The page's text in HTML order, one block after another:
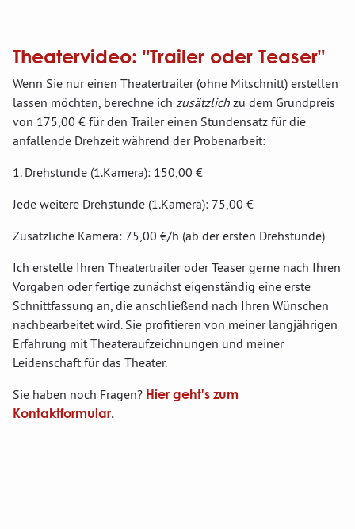
Theatervideo: "Trailer oder Teaser"
Wenn Sie nur einen Theatertrailer (ohne Mitschnitt) erstellen
lassen möchten, berechne ich zusätzlich zu dem Grundpreis
von 175,00 € für den Trailer einen Stundensatz für die
anfallende Drehzeit während der Probenarbeit:
1. Drehstunde (1.Kamera): 150,00 €
Jede weitere Drehstunde (1.Kamera): 75,00 €
Zusätzliche Kamera: 75,00 €/h (ab der ersten Drehstunde)
Ich erstelle Ihren Theatertrailer oder Teaser gerne nach Ihren
Vorgaben oder fertige zunächst eigenständig eine erste
Schnittfassung an, die anschließend nach Ihren Wünschen
nachbearbeitet wird. Sie profitieren von meiner langjährigen
Erfahrung mit Theateraufzeichnungen und meiner
Leidenschaft für das Theater.
Sie haben noch Fragen? Hier geht's zum
Kontaktformular.